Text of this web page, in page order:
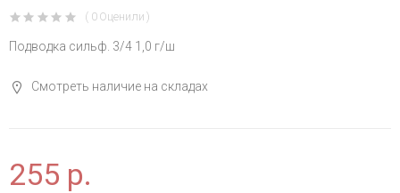
( 0 Оценили )
Подводка сильф. 3/4 1,0 г/ш
Смотреть наличие на складах
255 р.